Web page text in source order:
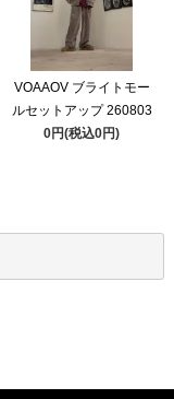
VOAAOV ブライトモー
ルセットアップ 260803
0円(税込0円)